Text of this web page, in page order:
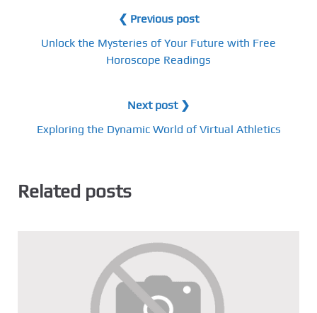
❮ Previous post
Unlock the Mysteries of Your Future with Free
Horoscope Readings
Next post ❯
Exploring the Dynamic World of Virtual Athletics
Related posts